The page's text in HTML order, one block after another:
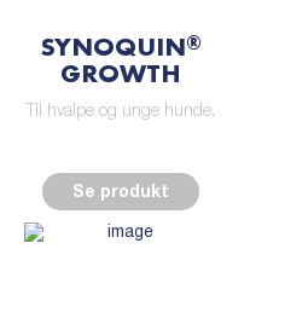
SYNOQUIN®
GROWTH
Til hvalpe og unge hunde.
Se produkt